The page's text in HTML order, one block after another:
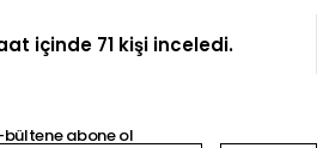
içinde 71 kişi inceledi.
bültene abone ol